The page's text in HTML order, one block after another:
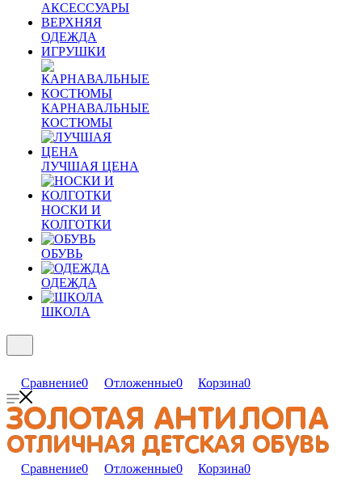
АКСЕССУАРЫ
ВЕРХНЯЯ
ОДЕЖДА
ИГРУШКИ
КАРНАВАЛЬНЫЕ
КОСТЮМЫ
ЛУЧШАЯ ЦЕНА
НОСКИ И
КОЛГОТКИ
ОБУВЬ
ОДЕЖДА
ШКОЛА
Сравнение0 Отложенные0 Корзина0
Сравнение0 Отложенные0 Корзина0